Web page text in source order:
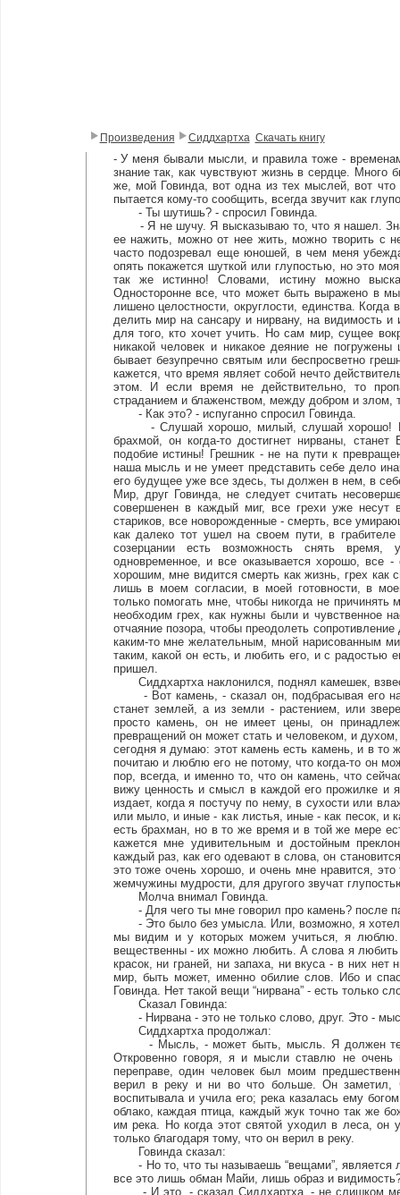
Произведения Сиддхартха Скачать книгу
- У меня бывали мысли, и правила тоже -
знание так, как чувствуют жизнь в сердце.
же, мой Говинда, вот одна из тех мыслей, вот
пытается кому-то сообщить, всегда звучит как
- Ты шутишь? - спросил Говинда.
- Я не шучу. Я высказываю то, что я нашел.
ее нажить, можно от нее жить, можно творить с
часто подозревал еще юношей, в чем меня
опять покажется шуткой или глупостью, но это
так же истинно! Словами, истину можно
Односторонне все, что может быть выражено в
лишено целостности, округлости, единства.
делить мир на сансару и нирвану, на видимость и
для того, кто хочет учить. Но сам мир, сущее
никакой человек и никакое деяние не
бывает безупречно святым или беспросветно
кажется, что время являет собой нечто
этом. И если время не действительно, то
страданием и блаженством, между добром и злом,
- Как это? - испуганно спросил Говинда.
- Слушай хорошо, милый, слушай хорошо!
брахмой, он когда-то достигнет нирваны,
подобие истины! Грешник - не на пути к
наша мысль и не умеет представить себе дело
его будущее уже все здесь, ты должен в нем, в
Мир, друг Говинда, не следует считать
совершенен в каждый миг, все грехи уже несут
стариков, все новорожденные - смерть, все
как далеко тот ушел на своем пути, в
созерцании есть возможность снять
одновременное, и все оказывается хорошо, все
хорошим, мне видится смерть как жизнь, грех как
лишь в моем согласии, в моей готовности, в
только помогать мне, чтобы никогда не
необходим грех, как нужны были и чувственное
отчаяние позора, чтобы преодолеть
каким-то мне желательным, мной нарисованным
таким, какой он есть, и любить его, и с радостью
пришел.
Сиддхартха наклонился, поднял камешек,
- Вот камень, - сказал он, подбрасывая его на
станет землей, а из земли - растением, или
просто камень, он не имеет цены, он
превращений он может стать и человеком, и
сегодня я думаю: этот камень есть камень, и в
почитаю и люблю его не потому, что когда-то он
пор, всегда, и именно то, что он камень, что
вижу ценность и смысл в каждой его прожилке и
издает, когда я постучу по нему, в сухости или
или мыло, и иные - как листья, иные - как песок,
есть брахман, но в то же время и в той же мере
кажется мне удивительным и достойным
каждый раз, как его одевают в слова, он
это тоже очень хорошо, и очень мне нравится,
жемчужины мудрости, для другого звучат
Молча внимал Говинда.
- Для чего ты мне говорил про камень? после
- Это было без умысла. Или, возможно, я хотел
мы видим и у которых можем учиться, я
вещественны - их можно любить. А слова я
красок, ни граней, ни запаха, ни вкуса - в них
мир, быть может, именно обилие слов. Ибо и
Говинда. Нет такой вещи “нирвана” - есть только
Сказал Говинда:
- Нирвана - это не только слово, друг. Это -
Сиддхартха продолжал:
- Мысль, - может быть, мысль. Я должен
Откровенно говоря, я и мысли ставлю не
переправе, один человек был моим
верил в реку и ни во что больше. Он заметил,
воспитывала и учила его; река казалась ему
облако, каждая птица, каждый жук точно так же
им река. Но когда этот святой уходил в леса,
только благодаря тому, что он верил в реку.
Говинда сказал:
- Но то, что ты называешь “вещами”, является
все это лишь обман Майи, лишь образ и
- И это, - сказал Сиддхартха, - не слишком